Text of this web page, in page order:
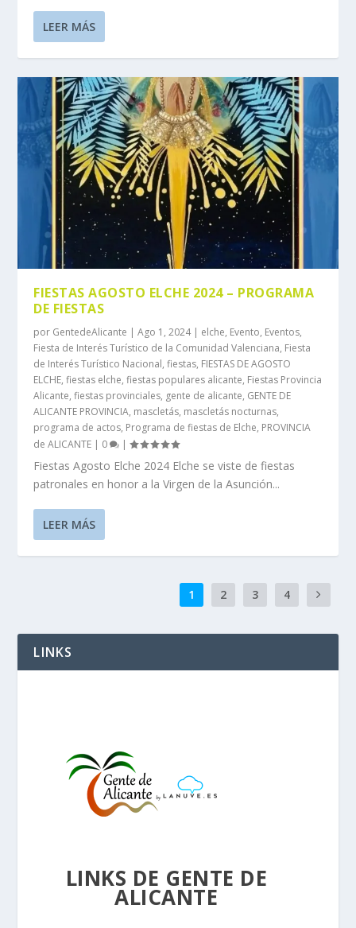
LEER MÁS
FIESTAS AGOSTO ELCHE 2024 – PROGRAMA
DE FIESTAS
por GentedeAlicante |Ago 1, 2024| elche, Evento, Eventos,
Fiesta de Interés Turístico de la Comunidad Valenciana, Fiesta
de Interés Turístico Nacional,fiestas, FIESTAS DE AGOSTO
ELCHE,fiestas elche,fiestas populares alicante, Fiestas Provincia
Alicante,fiestas provinciales, gente de alicante, GENTE DE
ALICANTE PROVINCIA, mascletás, mascletás nocturnas,
programa de actos, Programa de fiestas de Elche, PROVINCIA
de ALICANTE | 0 |
Fiestas Agosto Elche 2024 Elche se viste de fiestas
patronales en honor a la Virgen de la Asunción...
LEER MÁS
1 2 3 4
LINKS
LINKS DE GENTE DE
ALICANTE